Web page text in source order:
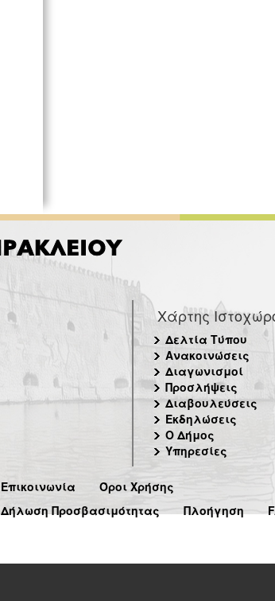
Χάρτης
Δελτία Τύπου
Ανακοινώσεις
Διαγωνισμοί
Προσλήψεις
Διαβουλεύσεις
Εκδηλώσεις
Ο Δήμος
Υπηρεσίες
Επικοινωνία
Όροι Χρήσης
Δήλωση Προσβασιμότητας
Πλοήγηση